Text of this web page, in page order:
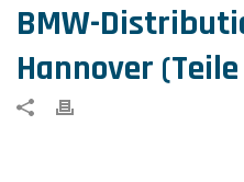
BMW-
Hannover